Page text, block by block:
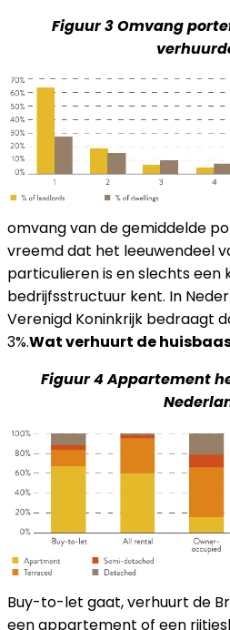
Figuur 3 Omvang
omvang van de gemiddelde
vreemd dat het leeuwendeel
particulieren is en slechts een
bedrijfsstructuur kent. In
Verenigd Koninkrijk bedraagt
3%.Wat verhuurt de
Figuur 4 Appartement
Buy-to-let gaat, verhuurt de
een appartement of een